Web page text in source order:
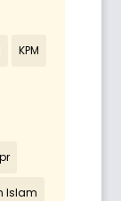
KPM
Islam